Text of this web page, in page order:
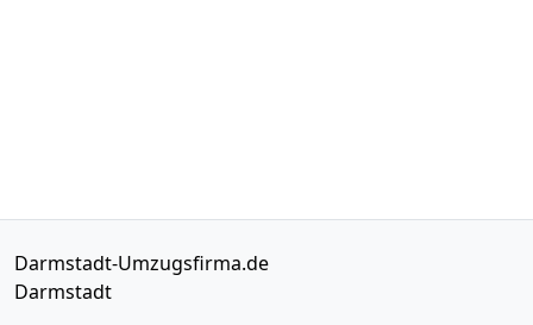
Darmstadt-Umzugsfirma.de
Darmstadt